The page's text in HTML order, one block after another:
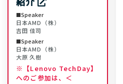
Speaker
日本AMD（株）
吉田 佳司
Speaker
日本AMD（株）
大原 久樹
※【Lenovo TechDay】
へのご参加は、＜